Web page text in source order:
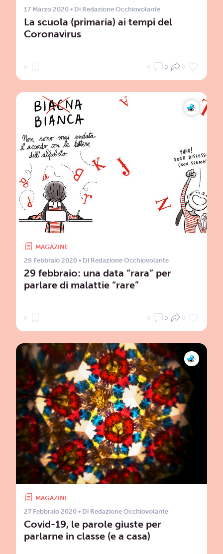
17 Marzo 2020 • Di Redazione Occhiovolante
La scuola (primaria) ai tempi del
Coronavirus
0 0 0 0
MAGAZINE
29 Febbraio 2020 • Di Redazione Occhiovolante
29 febbraio: una data “rara” per
parlare di malattie “rare”
0 0 0 0
MAGAZINE
27 Febbraio 2020 • Di Redazione Occhiovolante
Covid-19, le parole giuste per
parlarne in classe (e a casa)